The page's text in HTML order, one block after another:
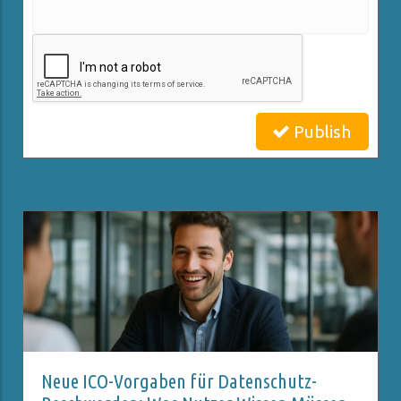
Publish
Neue ICO-Vorgaben für Datenschutz-